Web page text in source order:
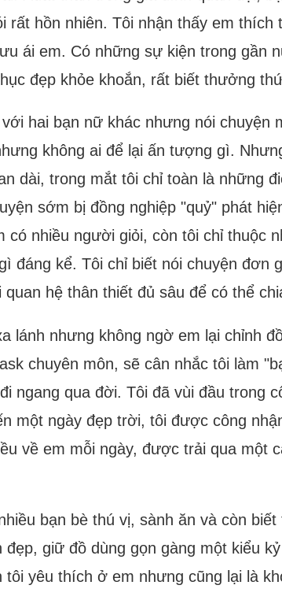
rất hồn nhiên. Tôi nhận thấy em
ái em. Có những sự kiện trong
đẹp khỏe khoắn, rất biết thưởng
hai bạn nữ khác nhưng nói
không ai để lại ấn tượng gì.
dài, trong mắt tôi chỉ toàn là những
sớm bị đồng nghiệp "quỷ" phát
nhiều người giỏi, còn tôi chỉ thuộc
đáng kể. Tôi chỉ biết nói chuyện đơn
hệ thân thiết đủ sâu để có thể
lánh nhưng không ngờ em lại chỉnh
chuyên môn, sẽ cân nhắc tôi làm
ngang qua đời. Tôi đã vùi đầu trong
một ngày đẹp trời, tôi được công
về em mỗi ngày, được trải qua một
bạn bè thú vị, sành ăn và còn
giữ đồ dùng gọn gàng một kiểu
yêu thích ở em nhưng cũng lại là